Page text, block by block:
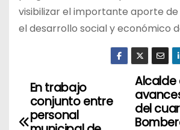
visibilizar el importante aporte de
el desarrollo social y económico
N
a
del
En trabajo
conjunto entre
personal